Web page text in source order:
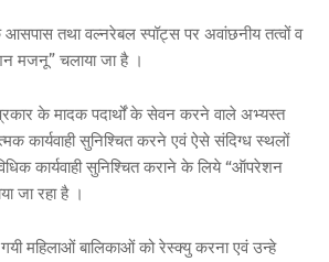
तथा वल्नरेबल स्पॉट्स पर अवांछनीय तत्वों व
मजनू” चलाया जा है ।
के मादक पदार्थों के सेवन करने वाले अभ्यस्त
कार्यवाही सुनिश्चित करने एवं ऐसे संदिग्ध स्थलों
कार्यवाही सुनिश्चित कराने के लिये “ऑपरेशन
जा रहा है ।
महिलाओं बालिकाओं को रेस्क्यु करना एवं उन्हे